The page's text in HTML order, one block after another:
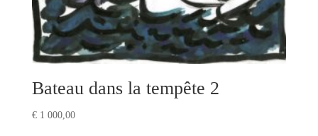
Bateau dans la tempête 2
€1 000,00